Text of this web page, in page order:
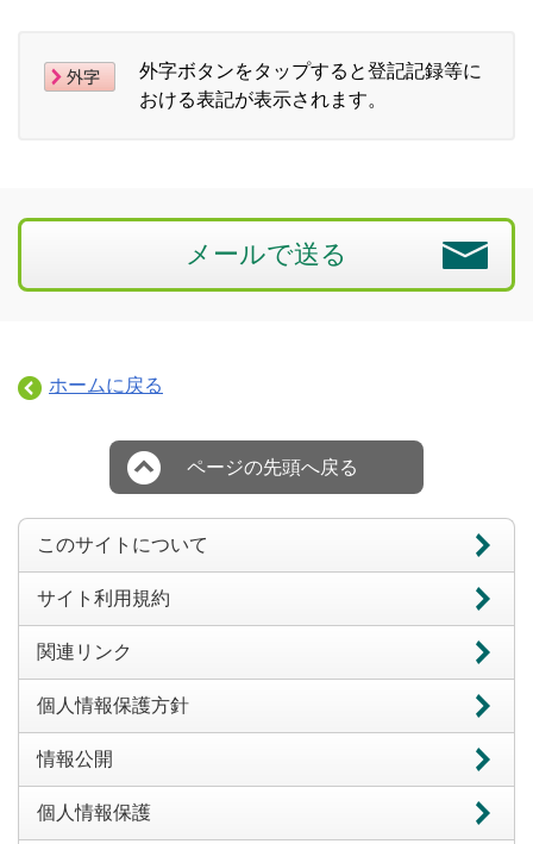
外字ボタンをタップすると登記記録等に
おける表記が表示されます。
メールで送る
ホームに戻る
ページの先頭へ戻る
このサイトについて
サイト利用規約
関連リンク
個人情報保護方針
情報公開
個人情報保護